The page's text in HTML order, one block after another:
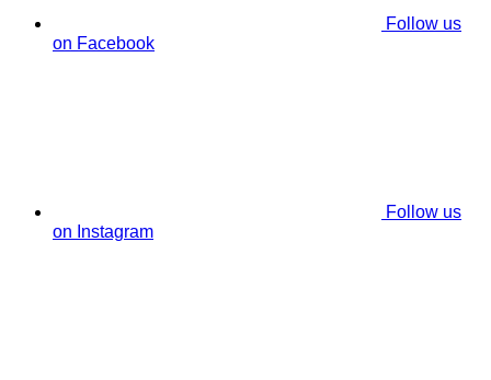
Follow us
on Facebook
Follow us
on Instagram